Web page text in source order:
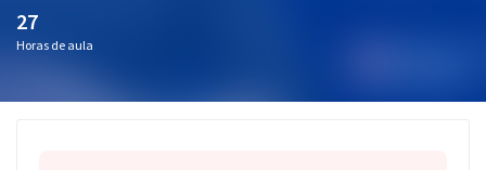
Conteúdo gratuito
Aprovados
27
Horas de aula